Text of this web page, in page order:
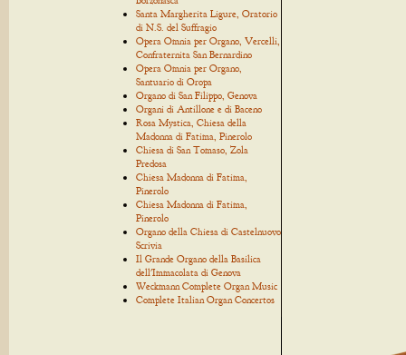
Santa Margherita Ligure, Oratorio
di N.S. del Suffragio
Opera Omnia per Organo, Vercelli,
Confraternita San Bernardino
Opera Omnia per Organo,
Santuario di Oropa
Organo di San Filippo, Genova
Organi di Antillone e di Baceno
Rosa Mystica, Chiesa della
Madonna di Fatima, Pinerolo
Chiesa di San Tomaso, Zola
Predosa
Chiesa Madonna di Fatima,
Pinerolo
Chiesa Madonna di Fatima,
Pinerolo
Organo della Chiesa di Castelnuovo
Scrivia
Il Grande Organo della Basilica
dell'Immacolata di Genova
Weckmann Complete Organ Music
Complete Italian Organ Concertos